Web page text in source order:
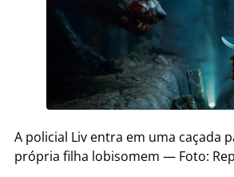
A policial Liv entra em uma caçada
própria filha lobisomem — Foto: